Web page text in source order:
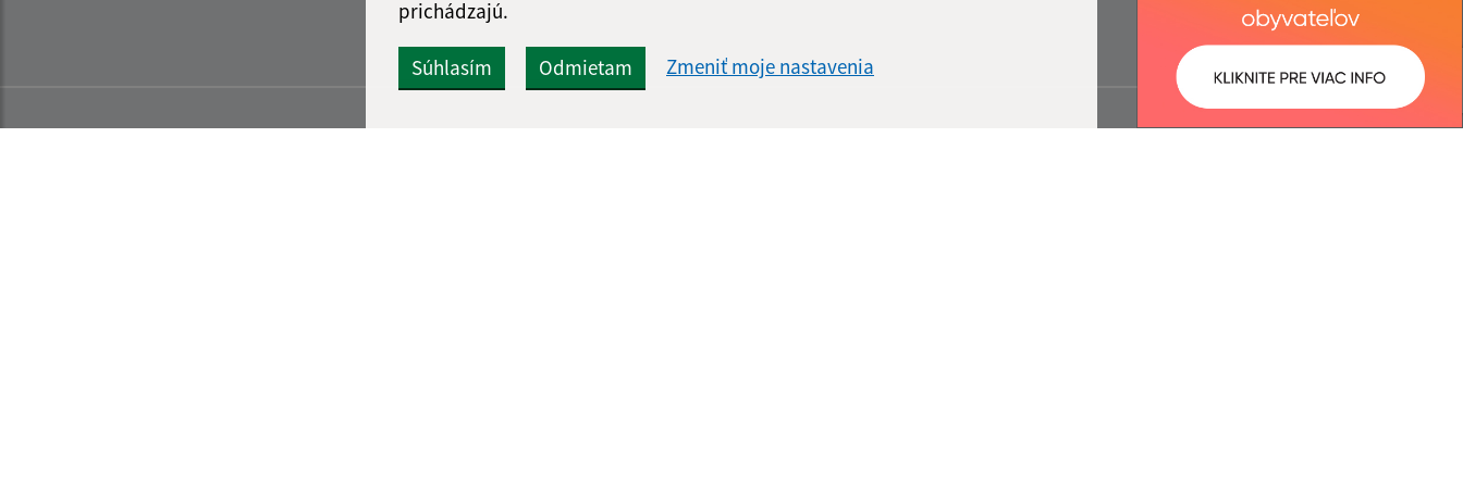
prichádzajú.
Súhlasím Odmietam Zmeniť moje nastavenia